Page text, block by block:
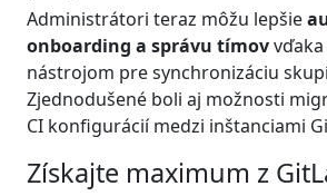
Administrátori teraz môžu lepšie
onboarding a správu tímov
nástrojom pre synchronizáciu
Zjednodušené boli aj možnosti
CI konfigurácií medzi inštanciami
Získajte maximum z